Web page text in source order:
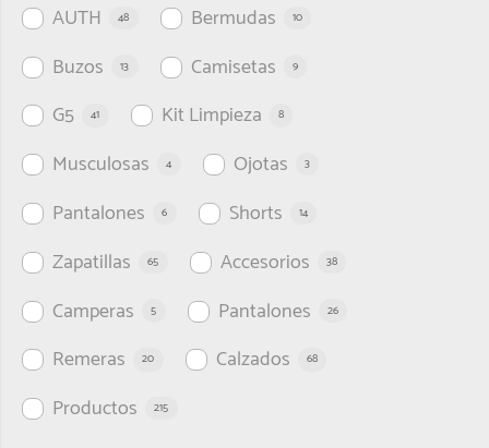
AUTH 48 Bermudas 10
Buzos 13 Camisetas 9
G5 41 Kit Limpieza 8
Musculosas 4 Ojotas 3
Pantalones 6 Shorts 14
Zapatillas 65 Accesorios 38
Camperas 5 Pantalones 26
Remeras 20 Calzados 68
Productos 215